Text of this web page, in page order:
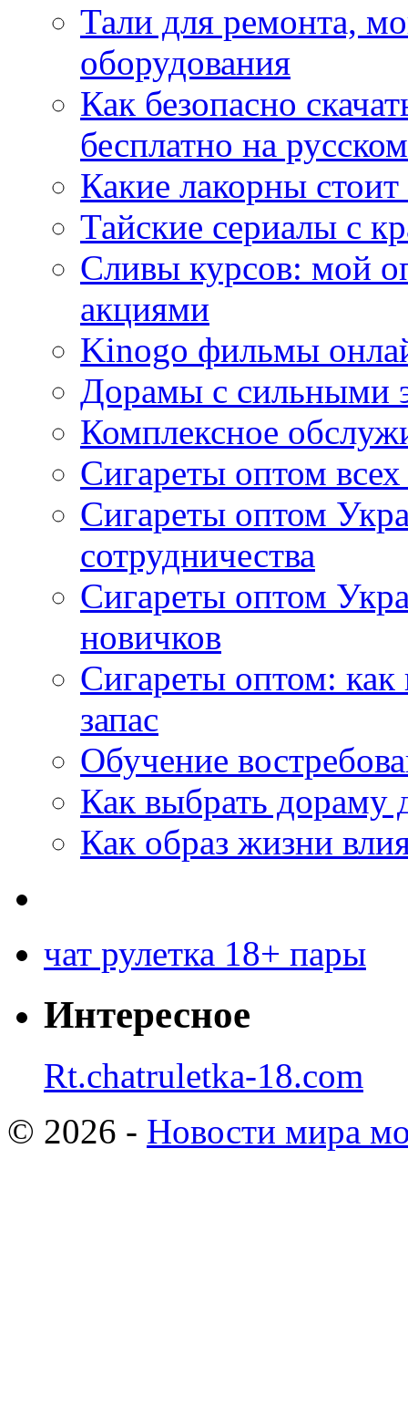
Тали для ремонта,
оборудования
Как безопасно
бесплатно на
Какие лакорны
Тайские сериалы с
Сливы курсов: мой
акциями
Kinogo фильмы
Дорамы с сильными
Комплексное
Сигареты оптом
Сигареты оптом
сотрудничества
Сигареты оптом
новичков
Сигареты оптом:
запас
Обучение
Как выбрать дораму
Как образ жизни
чат рулетка 18+ пары
Интересное
Rt.chatruletka-18.com
© 2026 - Новости мира